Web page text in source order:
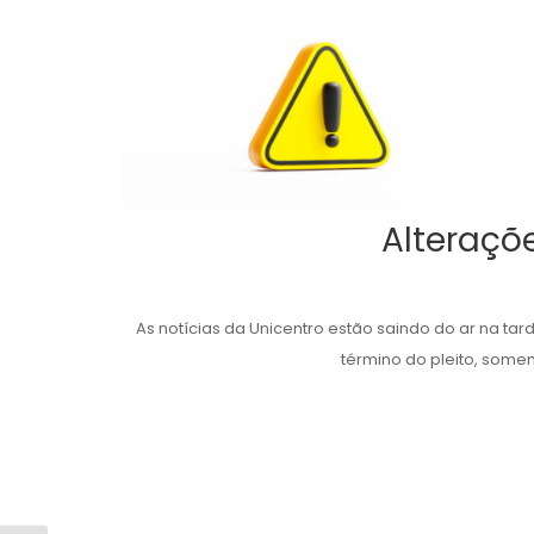
As notícias da Unicentro estão saindo do ar na
término do pleito,